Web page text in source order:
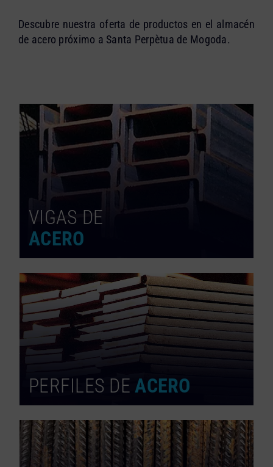
Descubre nuestra oferta de productos en el almacén
de acero próximo a Santa Perpètua de Mogoda.
VIGAS DE
ACERO
PERFILES DEACERO